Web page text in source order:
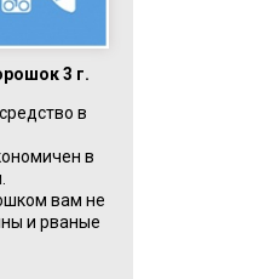
3 г.
в
в
вам не
и рваные